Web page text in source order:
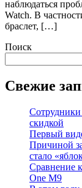
наблюдаться
Watch. В
браслет, […]
Поиск
Свежие
Сотрудники
скидкой
Первый
Причиной
стало
Cравнение
One M9